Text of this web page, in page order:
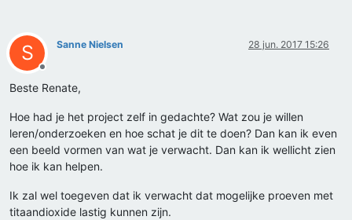
S
Offline
Sanne Nielsen 28 jun. 2017 15:26
Beste Renate,
Hoe had je het project zelf in gedachte? Wat zou je willen
leren/onderzoeken en hoe schat je dit te doen? Dan kan ik even
een beeld vormen van wat je verwacht. Dan kan ik wellicht zien
hoe ik kan helpen.
Ik zal wel toegeven dat ik verwacht dat mogelijke proeven met
titaandioxide lastig kunnen zijn.